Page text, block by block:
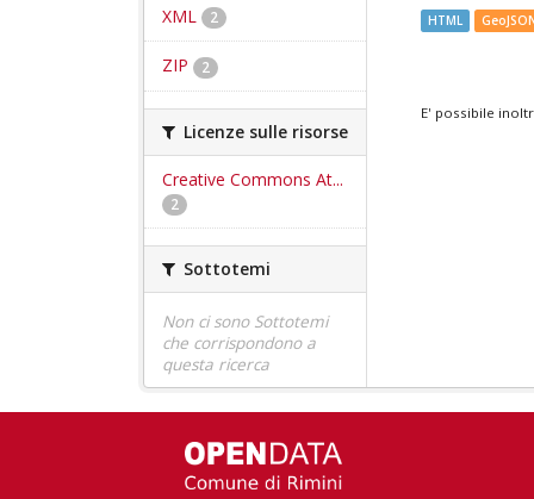
XML 2
ZIP 2
Licenze sulle risorse
Creative Commons At...
2
Sottotemi
Non ci sono Sottotemi
che corrispondono a
questa ricerca
HTML
E' possibile